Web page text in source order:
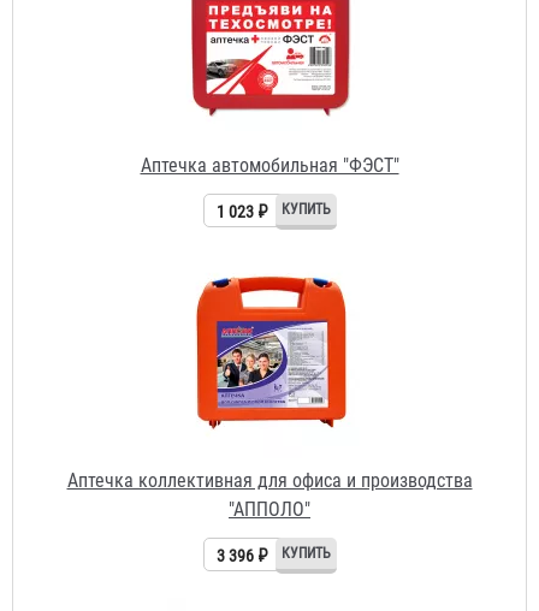
Аптечка коллективная для офиса и производства
3 396 ₽
Знак на самоклеящейся пленке 150х150, 150х300,